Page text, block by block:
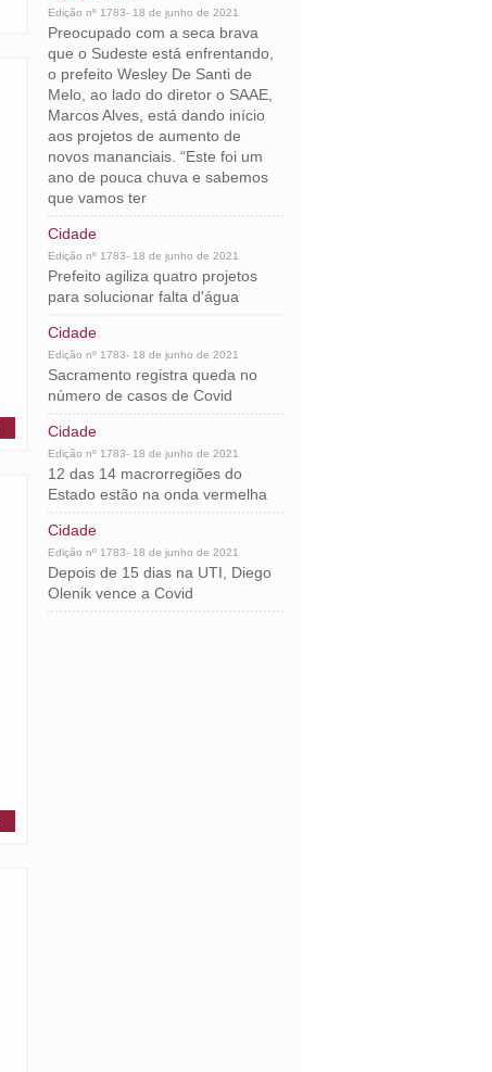
Edição nº 1783- 18 de junho de 2021
Preocupado com a seca brava
que o Sudeste está enfrentando,
o prefeito Wesley De Santi de
Melo, ao lado do diretor o SAAE,
Marcos Alves, está dando início
aos projetos de aumento de
novos mananciais. “Este foi um
ano de pouca chuva e sabemos
que vamos ter
Cidade
Edição nº 1783- 18 de junho de 2021
Prefeito agiliza quatro projetos
para solucionar falta d'água
Cidade
Edição nº 1783- 18 de junho de 2021
Sacramento registra queda no
número de casos de Covid
Cidade
Edição nº 1783- 18 de junho de 2021
12 das 14 macrorregiões do
Estado estão na onda vermelha
Cidade
Edição nº 1783- 18 de junho de 2021
Depois de 15 dias na UTI, Diego
Olenik vence a Covid